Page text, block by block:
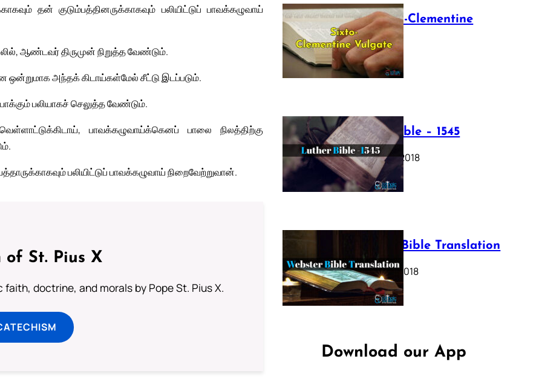
தன் குடும்பத்தினருக்காகவும் பலியிட்டுப் பாவக்கழுவாய்
ஆண்டவர் திருமுன் நிறுத்த வேண்டும்.
அந்தக் கிடாய்கள்மேல் சீட்டு இடப்படும்.
பலியாகச் செலுத்த வேண்டும்.
பாவக்கழுவாய்க்கெனப் பாலை நிலத்திற்கு
பலியிட்டுப் பாவக்கழுவாய் நிறைவேற்றுவான்.
of St. Pius X
doctrine, and morals by Pope St. Pius X.
The Sixto-Clementine
Vulgate
July 12, 2025
Luther Bible – 1545
October 17, 2018
Webster Bible Translation
October 11, 2018
Download our App